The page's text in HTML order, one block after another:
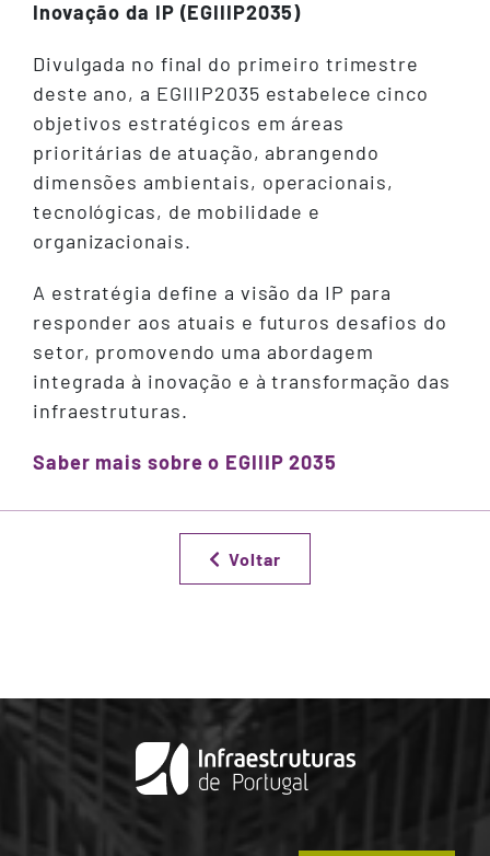
Inovação da IP (EGIIIP2035)
Divulgada no final do primeiro trimestre
deste ano, a EGIIIP2035 estabelece cinco
objetivos estratégicos em áreas
prioritárias de atuação, abrangendo
dimensões ambientais, operacionais,
tecnológicas, de mobilidade e
organizacionais.
A estratégia define a visão da IP para
responder aos atuais e futuros desafios do
setor, promovendo uma abordagem
integrada à inovação e à transformação das
infraestruturas.
Saber mais sobre o EGIIIP 2035
Voltar